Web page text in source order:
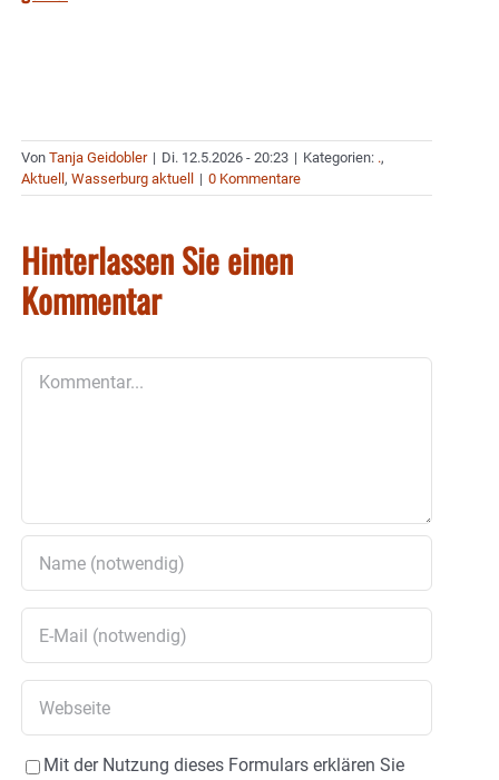
Von Tanja Geidobler | Di. 12.5.2026 - 20:23 | Kategorien: .,
Aktuell , Wasserburg aktuell | 0 Kommentare
Hinterlassen Sie einen
Kommentar
Mit der Nutzung dieses Formulars erklären Sie